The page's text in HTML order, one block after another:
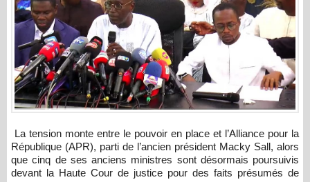
La tension monte entre le pouvoir en place et l’Alliance pour la
République (APR), parti de l’ancien président Macky Sall, alors
que cinq de ses anciens ministres sont désormais poursuivis
devant la Haute Cour de justice pour des faits présumés de